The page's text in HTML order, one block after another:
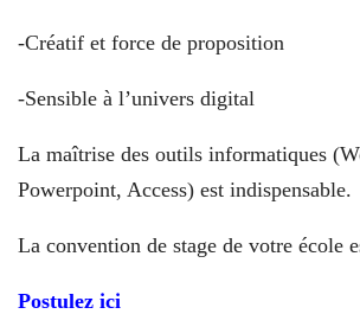
-Créatif et force de proposition
-Sensible à l’univers digital
La maîtrise des outils informatiques
Powerpoint, Access) est indispensable.
La convention de stage de votre école
Postulez ici